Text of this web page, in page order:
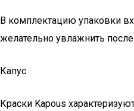
В комплектацию упаковки
желательно увлажнить
Капус
Краски Kapous